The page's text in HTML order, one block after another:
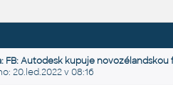
FB: Autodesk kupuje
20.led.2022 v 08:16